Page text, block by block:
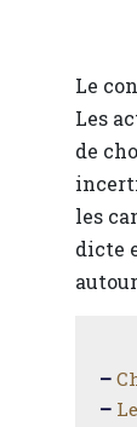
Le
Les
de
les
dicte
–
–